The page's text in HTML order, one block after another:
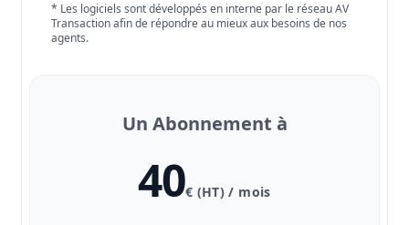
* Les logiciels sont développés en interne par le réseau AV
Transaction afin de répondre au mieux aux besoins de nos
agents.
Un Abonnement à
40€ (HT) / mois